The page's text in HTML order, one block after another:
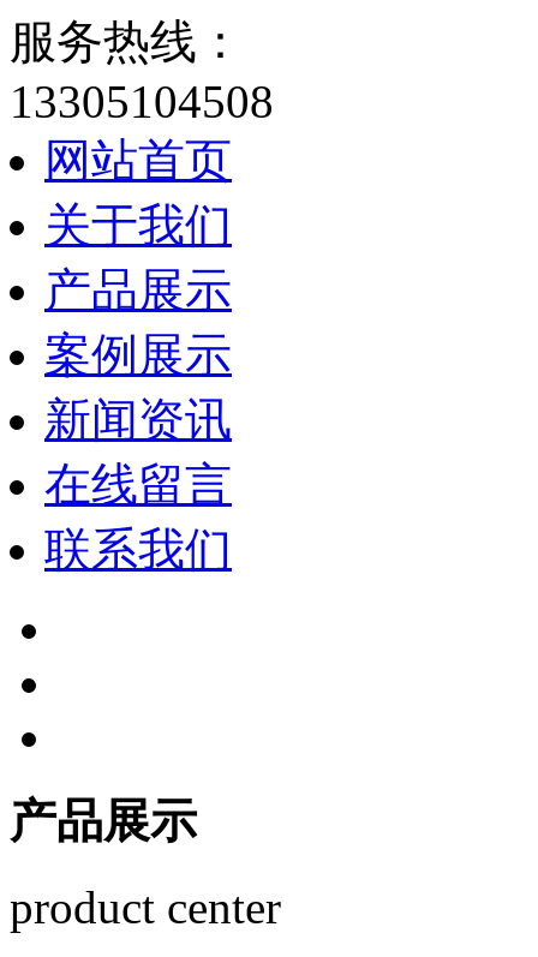
服务热线：
13305104508
网站首页
关于我们
产品展示
案例展示
新闻资讯
在线留言
联系我们
产品展示
product center